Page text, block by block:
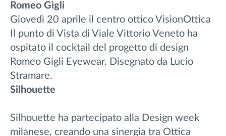
Romeo Gigli
Giovedì 20 aprile il centro ottico VisionOttica
Il punto di Vista di Viale Vittorio Veneto ha
ospitato il cocktail del progetto di design
Romeo Gigli Eyewear. Disegnato da Lucio
Stramare.
Silhouette
Silhouette ha partecipato alla Design week
milanese, creando una sinergia tra Ottica